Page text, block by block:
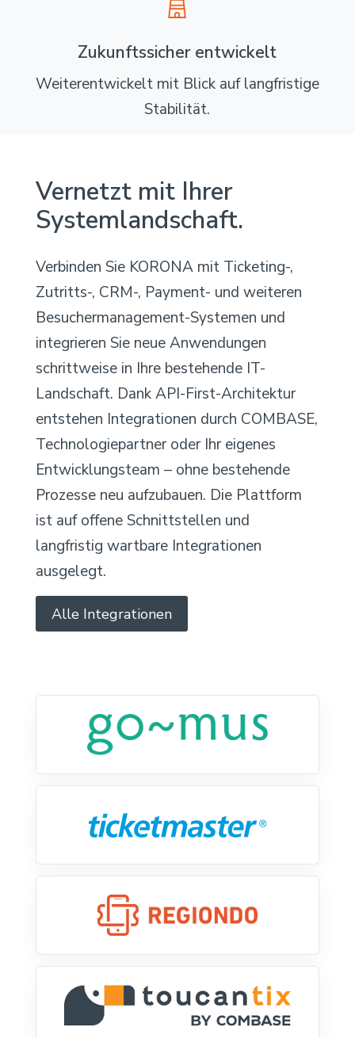
Zukunftssicher entwickelt
Weiterentwickelt mit Blick auf langfristige
Stabilität.
Vernetzt mit Ihrer
Systemlandschaft.
Verbinden Sie KORONA mit Ticketing-,
Zutritts-, CRM-, Payment- und weiteren
Besuchermanagement-Systemen und
integrieren Sie neue Anwendungen
schrittweise in Ihre bestehende IT-
Landschaft. Dank API-First-Architektur
entstehen Integrationen durch COMBASE,
Technologiepartner oder Ihr eigenes
Entwicklungsteam – ohne bestehende
Prozesse neu aufzubauen. Die Plattform
ist auf offene Schnittstellen und
langfristig wartbare Integrationen
ausgelegt.
Alle Integrationen